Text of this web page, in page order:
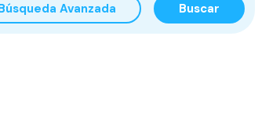
Avanzada Buscar